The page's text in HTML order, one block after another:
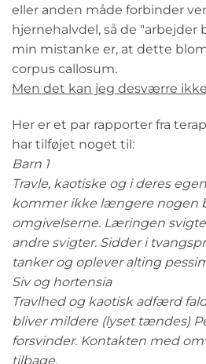
eller anden måde forbinder
hjernehalvdel, så de "arbejder
min mistanke er, at dette
corpus callosum.
Men det kan jeg desværre
Her er et par rapporter fra
har tilføjet noget til:
Barn 1
Travle, kaotiske og i deres
kommer ikke længere nogen
omgivelserne. Læringen
andre svigter. Sidder i
tanker og oplever alting
Siv og hortensia
Travlhed og kaotisk adfærd
bliver mildere (lyset tændes)
forsvinder. Kontakten med
tilbage.